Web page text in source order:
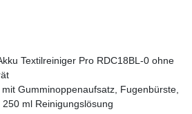
Textilreiniger Pro RDC18BL-0 ohne
Gumminoppenaufsatz, Fugenbürste,
ml Reinigungslösung